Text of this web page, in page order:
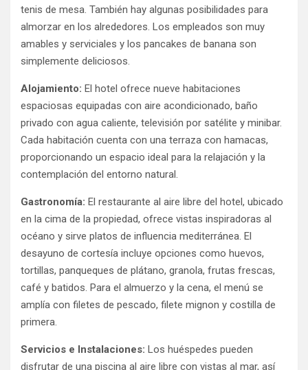
tenis de mesa. También hay algunas posibilidades para
almorzar en los alrededores. Los empleados son muy
amables y serviciales y los pancakes de banana son
simplemente deliciosos.
Alojamiento: El hotel ofrece nueve habitaciones
espaciosas equipadas con aire acondicionado, baño
privado con agua caliente, televisión por satélite y minibar.
Cada habitación cuenta con una terraza con hamacas,
proporcionando un espacio ideal para la relajación y la
contemplación del entorno natural.
Gastronomía: El restaurante al aire libre del hotel, ubicado
en la cima de la propiedad, ofrece vistas inspiradoras al
océano y sirve platos de influencia mediterránea. El
desayuno de cortesía incluye opciones como huevos,
tortillas, panqueques de plátano, granola, frutas frescas,
café y batidos. Para el almuerzo y la cena, el menú se
amplía con filetes de pescado, filete mignon y costilla de
primera.
Servicios e Instalaciones: Los huéspedes pueden
disfrutar de una piscina al aire libre con vistas al mar, así